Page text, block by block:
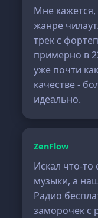
Мне кажется,
жанре
трек с
примерно в
уже почти
качестве -
идеально.
ZenFlow
Искал что-
музыки, а
Радио
заморочек с